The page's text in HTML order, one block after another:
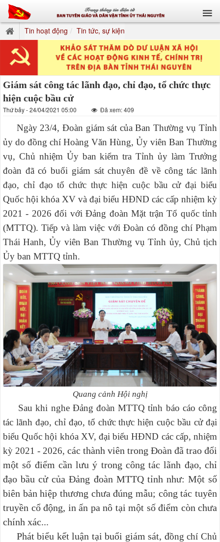
Tin hoạt động Tin tức, sự kiện
Giám sát công tác lãnh đạo, chỉ đạo, tổ chức thực
hiện cuộc bầu cử
Thứ bảy - 24/04/2021 05:00 Đã xem: 409
Ngày 23/4, Đoàn giám sát của Ban Thường vụ Tỉnh
ủy do đồng chí Hoàng Văn Hùng, Ủy viên Ban Thường
vụ, Chủ nhiệm Ủy ban kiểm tra Tỉnh ủy làm Trưởng
đoàn đã có buổi giám sát chuyên đề về công tác lãnh
đạo, chỉ đạo tổ chức thực hiện cuộc bầu cử đại biểu
Quốc hội khóa XV và đại biểu HĐND các cấp nhiệm kỳ
2021 - 2026 đối với Đảng đoàn Mặt trận Tổ quốc tỉnh
(MTTQ). Tiếp và làm việc với Đoàn có đồng chí Phạm
Thái Hanh, Ủy viên Ban Thường vụ Tỉnh ủy, Chủ tịch
Ủy ban MTTQ tỉnh.
Quang cảnh Hội nghị
Sau khi nghe Đảng đoàn MTTQ tỉnh báo cáo công
tác lãnh đạo, chỉ đạo, tổ chức thực hiện cuộc bầu cử đại
biểu Quốc hội khóa XV, đại biểu HĐND các cấp, nhiệm
kỳ 2021 - 2026, các thành viên trong Đoàn đã trao đổi
một số điểm cần lưu ý trong công tác lãnh đạo, chỉ
đạo bầu cử của Đảng đoàn MTTQ tỉnh như: Một số
biên bản hiệp thương chưa đúng mẫu; công tác tuyên
truyền cổ động, in ấn pa nô tại một số điểm còn chưa
chính xác...
Phát biểu kết luận tại buổi giám sát, đồng chí Chủ